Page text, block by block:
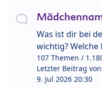
Was ist dir bei
wichtig?
107 Themen /
Letzter Beitrag von
9. Jul 2026 20:30